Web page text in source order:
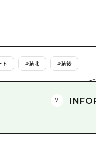
ト #備北 #備後